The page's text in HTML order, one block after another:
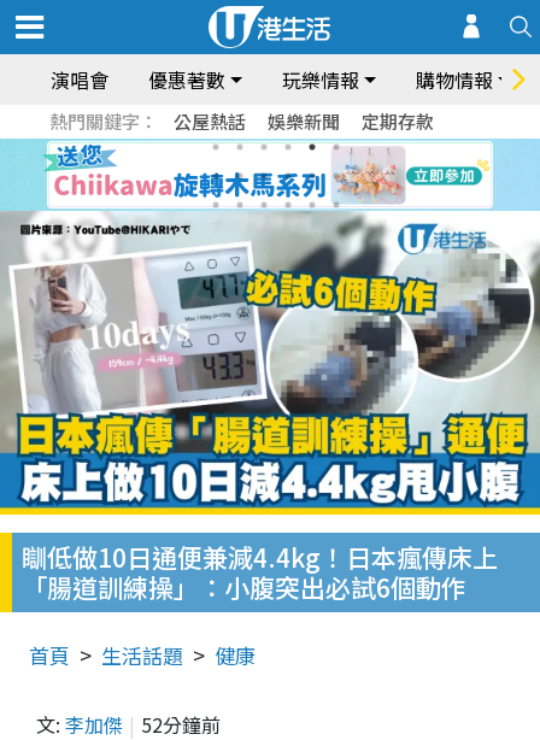
演唱會 優惠著數 玩樂情報 購物情報
熱門關鍵字： 公屋熱話 娛樂新聞 定期存款
瞓低做10日通便兼減4.4kg！日本瘋傳床上
「腸道訓練操」：小腹突出必試6個動作
首頁 生活話題 健康
文: 李加傑 52分鐘前